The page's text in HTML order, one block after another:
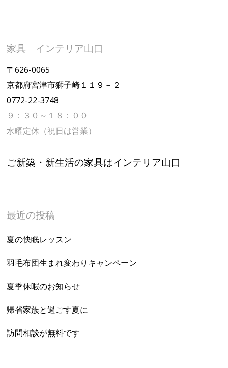
家具 インテリア山口
〒626-0065
京都府宮津市獅子崎１１９－２
0772-22-3748
９：３０～１８：００
水曜定休（祝日は営業）
ご新築・新生活の家具はインテリア山口
最近の投稿
夏の快眠レッスン
羽毛布団生まれ変わりキャンペーン
夏季休暇のお知らせ
帰省家族と過ごす夏に
訪問相談が無料です